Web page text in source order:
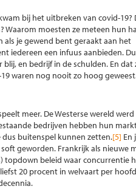
bij het uitbreken van covid-19?
Waarom moesten ze meteen hun
als je gewend bent geraakt aan het
iedereen een infuus aanbieden.
en bedrijf in de schulden. En dat
waren nog nooit zo hoog
meer. De Westerse wereld
bedrijven hebben hun
buitenspel kunnen zetten.[5] En
geworden. Frankrijk als nieuwe
topdown beleid waar concurrentie
20 procent in welvaart per